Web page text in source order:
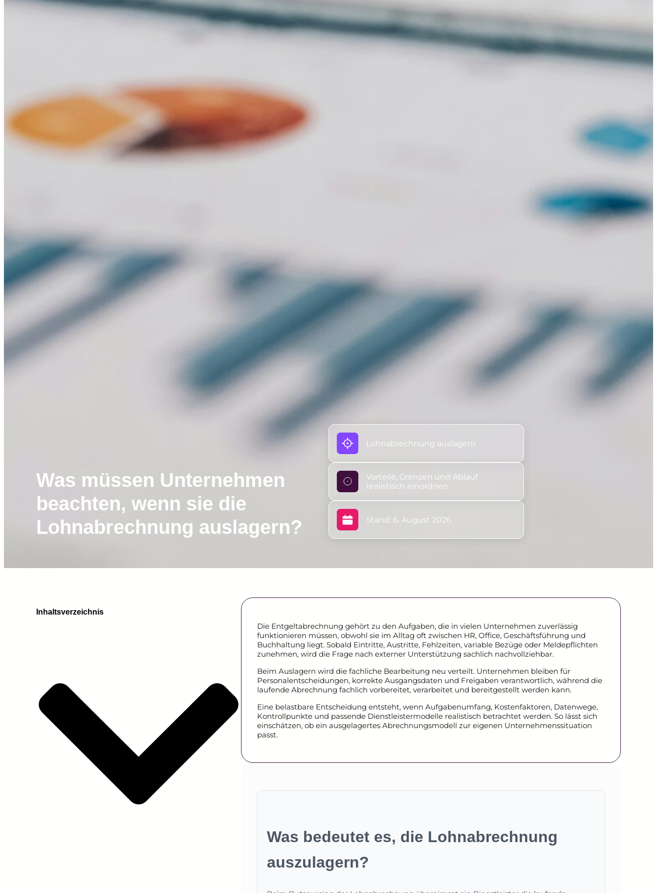
Was müssen Unternehmen
beachten, wenn sie die
Lohnabrechnung auslagern?
Lohnabrechnung auslagern
Vorteile, Grenzen und Ablauf
realistisch einordnen
Stand: 6. August 2026
Inhaltsverzeichnis
Die Entgeltabrechnung gehört zu den Aufgaben, die in vielen Unternehmen zuverlässig
funktionieren müssen, obwohl sie im Alltag oft zwischen HR, Office, Geschäftsführung und
Buchhaltung liegt. Sobald Eintritte, Austritte, Fehlzeiten, variable Bezüge oder Meldepflichten
zunehmen, wird die Frage nach externer Unterstützung sachlich nachvollziehbar.
Beim Auslagern wird die fachliche Bearbeitung neu verteilt. Unternehmen bleiben für
Personalentscheidungen, korrekte Ausgangsdaten und Freigaben verantwortlich, während die
laufende Abrechnung fachlich vorbereitet, verarbeitet und bereitgestellt werden kann.
Eine belastbare Entscheidung entsteht, wenn Aufgabenumfang, Kostenfaktoren, Datenwege,
Kontrollpunkte und passende Dienstleistermodelle realistisch betrachtet werden. So lässt sich
einschätzen, ob ein ausgelagertes Abrechnungsmodell zur eigenen Unternehmenssituation
passt.
Was bedeutet es, die Lohnabrechnung
auszulagern?